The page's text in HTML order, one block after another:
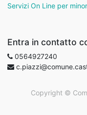
Servizi On Line per
Entra in contatto
0564927240
Copyright ©